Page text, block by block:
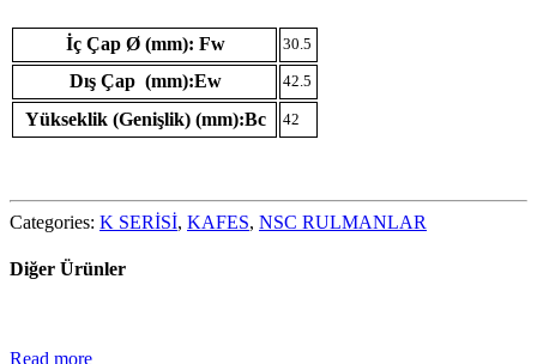
İç Çap Ø (mm): Fw 30.5
Dış Çap (mm):Ew 42.5
Yükseklik (Genişlik) (mm):Bc 42
Categories: K SERİSİ, KAFES, NSC RULMANLAR
Diğer Ürünler
Read more